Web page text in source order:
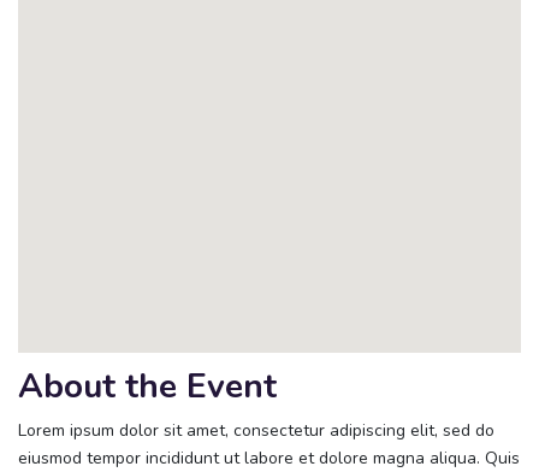
About the Event
Lorem ipsum dolor sit amet, consectetur adipiscing elit, sed do
eiusmod tempor incididunt ut labore et dolore magna aliqua. Quis